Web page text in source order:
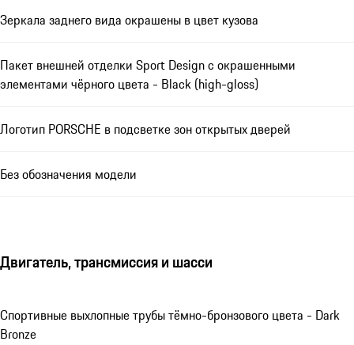
Зеркала заднего вида окрашены в цвет кузова
Пакет внешней отделки Sport Design с окрашенными
элементами чёрного цвета - Black (high-gloss)
Логотип PORSCHE в подсветке зон открытых дверей
Без обозначения модели
Двигатель, трансмиссия и шасси
Спортивные выхлопные трубы тёмно-бронзового цвета - Dark
Bronze